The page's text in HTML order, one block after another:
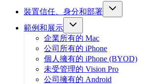
裝置信任、身分和部署
範例和展示
企業所有的 Mac
公司所有的 iPhone
個人擁有的 iPhone (BYOD)
未受管理的 Vision Pro
公司擁有的 Android